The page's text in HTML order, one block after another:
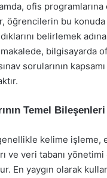
ofis
öğrencilerin bu
belirlemek
bilgisayarda
sorularının
Temel Bileşenleri
kelime işleme,
ve veri tabanı yönetimi
En yaygın olarak